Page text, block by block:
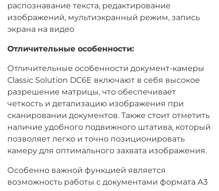
распознавание текста, редактирование
изображений, мультиэкранный режим, запись
экрана на видео
Отличительные особенности:
Отличительные особенности документ-камеры
Classic Solution DC6E включают в себя высокое
разрешение матрицы, что обеспечивает
четкость и детализацию изображения при
сканировании документов. Также стоит отметить
наличие удобного подвижного штатива, который
позволяет легко и точно позиционировать
камеру для оптимального захвата изображения.
Особенно важной функцией является
возможность работы с документами формата А3